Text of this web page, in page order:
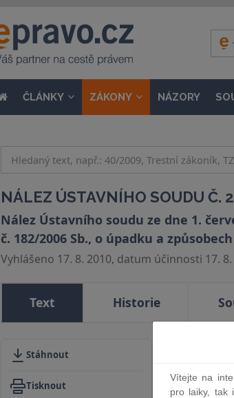
ČLÁNKY ZÁKONY NÁZORY
NÁLEZ ÚSTAVNÍHO SOUDU Č.
Nález Ústavního soudu ze dne 1.
č. 182/2006 Sb., o úpadku a
Vyhlášeno 17. 8. 2010, datum účinnosti 17.
Text Historie
Stáhnout
Tisknout
Vítejte na
pro laiky, tak